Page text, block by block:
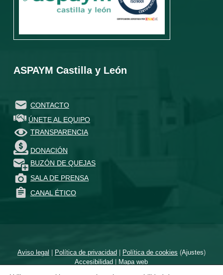
ASPAYM Castilla y León
CONTACTO
ÚNETE AL EQUIPO
TRANSPARENCIA
DONACIÓN
BUZÓN DE QUEJAS
SALA DE PRENSA
CANAL ÉTICO
Aviso legal | Política de privacidad| Política de cookies (Ajustes)
Accesibilidad | Mapa web